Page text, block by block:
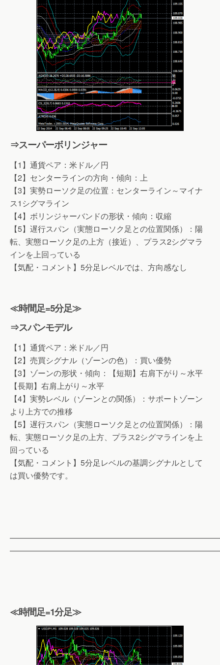
⇒スーパーボリンジャー
【1】通貨ペア：米ドル／円
【2】センターラインの方向・傾向：上
【3】実勢ローソク足の位置：センターライン～マイナ
ス1シグマライン
【4】ボリンジャーバンドの形状・傾向：収縮
【5】遅行スパン（実態ローソク足との位置関係）：陽
転、実態ローソク足の上方（接近）、プラス2シグマラ
インを上回っている
【気配・コメント】5分足レベルでは、方向感なし
≪時間足=5分足≫
⇒スパンモデル
【1】通貨ペア：米ドル／円
【2】売買シグナル（ゾーンの色）：買い優勢
【3】ゾーンの形状・傾向：【短期】右肩下がり～水平
【長期】右肩上がり～水平
【4】実勢レベル（ゾーンとの関係）：サポートゾーン
より上方での推移
【5】遅行スパン（実態ローソク足との位置関係）：陽
転、実態ローソク足の上方、プラス2シグマラインを上
回っている
【気配・コメント】5分足レベルの基調シグナルとして
は買い優勢です。
≪時間足=1分足≫